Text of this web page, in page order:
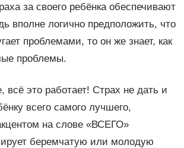
за своего ребёнка обеспечивают
вполне логично предположить, что
проблемами, то он же знает, как
проблемы.
всё это работает! Страх не дать и
всего самого лучшего,
на слове «ВСЕГО»
беремчатую или молодую